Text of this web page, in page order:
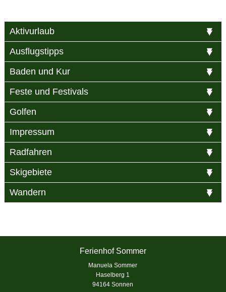
Aktivurlaub
Ausflugstipps
Baden und Kur
Feste und Festivals
Golfen
Impressum
Radfahren
Skigebiete
Wandern
Ferienhof Sommer
Manuela Sommer
Haselberg 1
94164 Sonnen